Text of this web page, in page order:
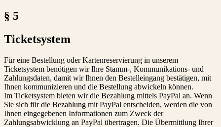
§ 5
Ticketsystem
Für eine Bestellung oder Kartenreservierung in unserem
Ticketsystem benötigen wir Ihre Stamm-, Kommunikations- und
Zahlungsdaten, damit wir Ihnen den Bestelleingang bestätigen, mit
Ihnen kommunizieren und die Bestellung abwickeln können.
Im Ticketsystem bieten wir die Bezahlung mittels PayPal an. Wenn
Sie sich für die Bezahlung mit PayPal entscheiden, werden die von
Ihnen eingegebenen Informationen zum Zweck der
Zahlungsabwicklung an PayPal übertragen. Die Übermittlung Ihrer